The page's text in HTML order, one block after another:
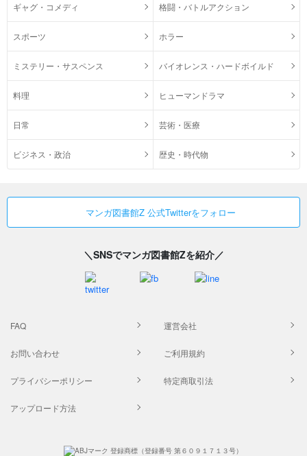
ギャグ・コメディ 格闘・バトルアクション
スポーツ ホラー
ミステリー・サスペンス バイオレンス・ハードボイルド
料理 ヒューマンドラマ
日常 芸術・医療
ビジネス・政治 歴史・時代物
マンガ図書館Z 公式Twitterをフォロー
＼SNSでマンガ図書館Zを紹介／
FAQ 運営会社
お問い合わせ ご利用規約
プライバシーポリシー 特定商取引法
アップロード方法